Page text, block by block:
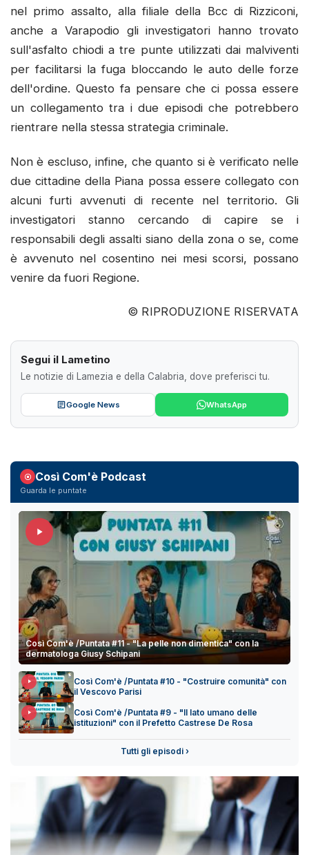
nel primo assalto, alla filiale della Bcc di Rizziconi,
anche a Varapodio gli investigatori hanno trovato
sull'asfalto chiodi a tre punte utilizzati dai malviventi
per facilitarsi la fuga bloccando le auto delle forze
dell'ordine. Questo fa pensare che ci possa essere
un collegamento tra i due episodi che potrebbero
rientrare nella stessa strategia criminale.
Non è escluso, infine, che quanto si è verificato nelle
due cittadine della Piana possa essere collegato con
alcuni furti avvenuti di recente nel territorio. Gli
investigatori stanno cercando di capire se i
responsabili degli assalti siano della zona o se, come
è avvenuto nel cosentino nei mesi scorsi, possano
venire da fuori Regione.
© RIPRODUZIONE RISERVATA
Segui il Lametino
Le notizie di Lamezia e della Calabria, dove preferisci tu.
Google News WhatsApp
Così Com'è Podcast
Guarda le puntate
Così Com'è /Puntata #11 - "La pelle non dimentica" con la
dermatologa Giusy Schipani
Così Com'è /Puntata #10 - "Costruire comunità" con
il Vescovo Parisi
Così Com'è /Puntata #9 - "Il lato umano delle
istituzioni" con il Prefetto Castrese De Rosa
Tutti gli episodi ›